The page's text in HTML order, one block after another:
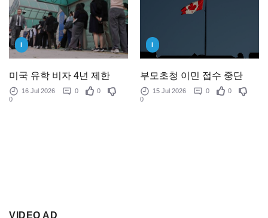
미국 유학 비자 4년 제한
16 Jul 2026 0
0
0
부모초청 이민 접수 중단
15 Jul 2026 0
0
0
VIDEO AD